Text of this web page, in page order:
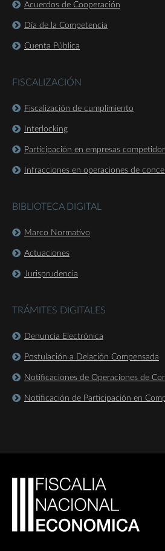
Acuerdos de Cooperación
Día de la Competencia
Cuenta Pública
FISCALIZACIÓN
Fiscalización de cumplimiento
Interlocking
Participación en empresas
Infracciones en operaciones de
BIBLIOTECA DIGITAL
Marco Normativo
Actuaciones
Jurisprudencia
TRÁMITES DIGITALES
Denuncia Electrónica
Postulación a Delación Compensada
Notificaciones de Operaciones de
Notificación de Participación en